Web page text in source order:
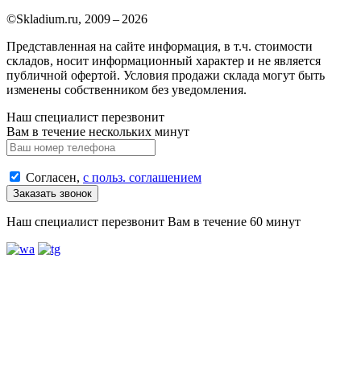
©Skladium.ru, 2009 – 2026
Представленная на сайте информация, в т.ч. стоимости
складов, носит информационный характер и не является
публичной офертой. Условия продажи склада могут быть
изменены собственником без уведомления.
Наш специалист перезвонит
Вам в течение нескольких минут
Согласен, с польз. соглашением
Наш специалист перезвонит Вам в течение 60 минут